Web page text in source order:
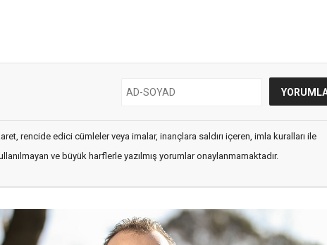
rencide edici cümleler veya imalar, inançlara saldırı içeren, imla kuralları ile
ve büyük harflerle yazılmış yorumlar onaylanmamaktadır.